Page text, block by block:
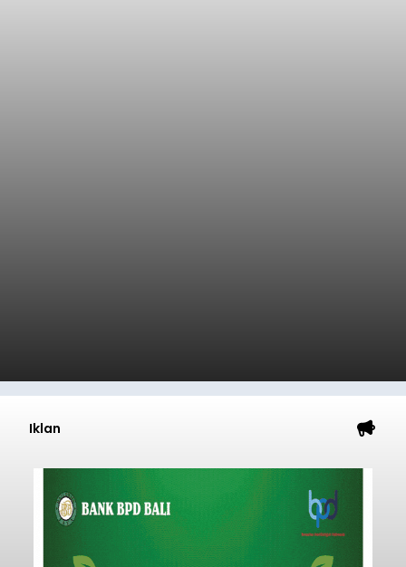
Iklan